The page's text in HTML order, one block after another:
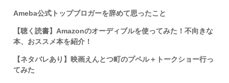
Ameba公式トップブロガーを辞めて思ったこと
【聴く読書】Amazonのオーディブルを使ってみた！不向きな
本、おススメ本を紹介！
【ネタバレあり】映画えんとつ町のプペル＋トークショー行っ
てみた